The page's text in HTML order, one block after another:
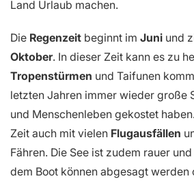
Land Urlaub machen.
Die Regenzeit beginnt im Juni und
Oktober. In dieser Zeit kann es zu
Tropenstürmen und Taifunen
letzten Jahren immer wieder große
und Menschenleben gekostet
Zeit auch mit vielen Flugausfällen
Fähren. Die See ist zudem rauer
dem Boot können abgesagt werden